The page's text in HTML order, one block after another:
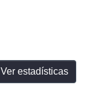
Ver estadísticas